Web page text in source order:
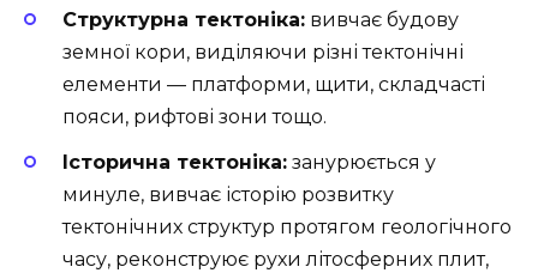
Структурна тектоніка: вивчає будову
земної кори, виділяючи різні тектонічні
елементи — платформи, щити, складчасті
пояси, рифтові зони тощо.
Історична тектоніка: занурюється у
минуле, вивчає історію розвитку
тектонічних структур протягом геологічного
часу, реконструює рухи літосферних плит,